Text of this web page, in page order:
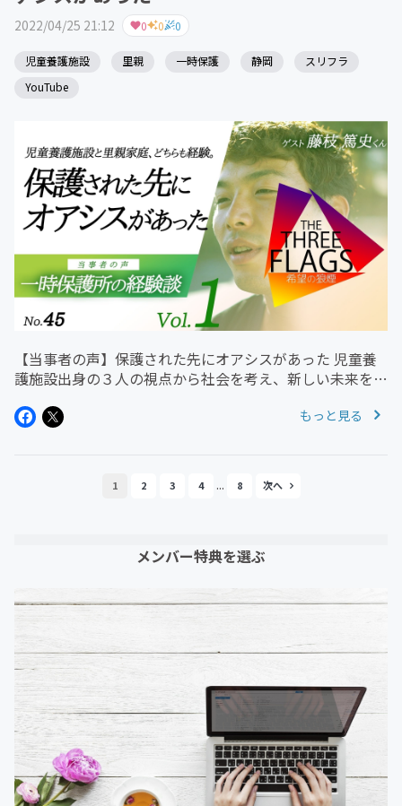
2022/04/25 21:12 0 0 0
児童養護施設 里親 一時保護 静岡
スリフラ
YouTube
【当事者の声】保護された先にオアシスがあった 児童養
護施設出身の３人の視点から社会を考え、新しい未来を作
ってもらうこと》《支援の情報が必要な人に届くこ
もっと見る
1 2 3 4 ... 8
メンバー特典を選ぶ